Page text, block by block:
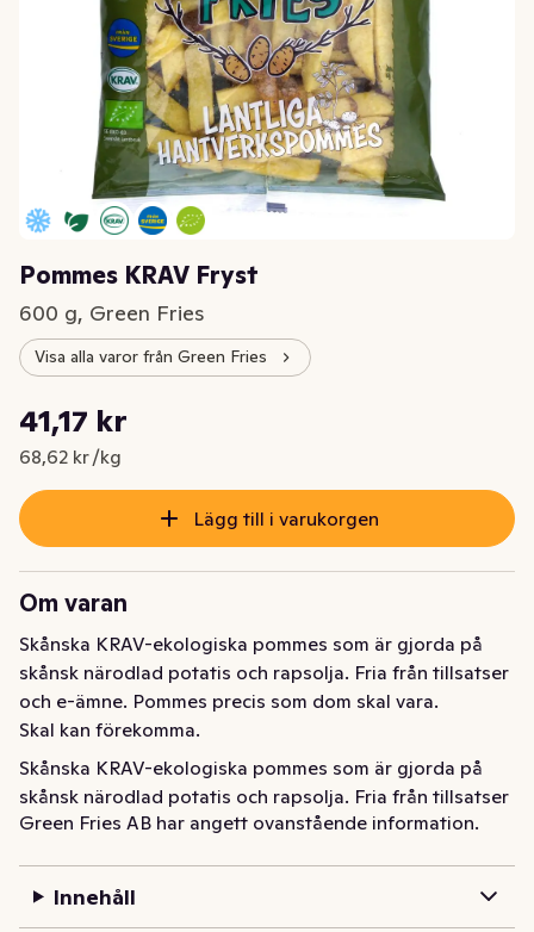
Pommes KRAV Fryst
600 g, Green Fries
Visa alla varor från Green Fries
Nuvarande pris är: 41,17 kr
41,17 kr
68,62 kr /kg
Styckpris: 68,62 kr /kg
Lägg till i varukorgen
Om varan
Skånska KRAV-ekologiska pommes som är gjorda på
skånsk närodlad potatis och rapsolja. Fria från tillsatser
och e-ämne. Pommes precis som dom skal vara.
Skal kan förekomma.
Skånska KRAV-ekologiska pommes som är gjorda på
skånsk närodlad potatis och rapsolja. Fria från tillsatser
och e-ämne. Pommes precis som dom skal vara.
Green Fries AB har angett ovanstående information.
Innehåll